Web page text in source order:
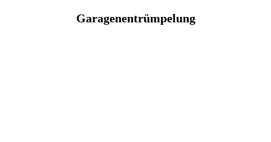
Garagenentrümpelung